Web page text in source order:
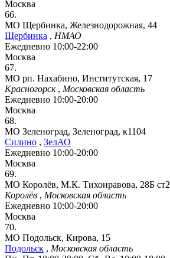
Москва
66.
МО Щербинка, Железнодорожная, 44
Щербинка , НМАО
Ежедневно 10:00-22:00
Москва
67.
МО рп. Нахабино, Институтская, 17
Красногорск, Московская область
Ежедневно 10:00-20:00
Москва
68.
МО Зеленоград, Зеленоград, к1104
Силино , ЗелАО
Ежедневно 10:00-20:00
Москва
69.
МО Королёв, М.К. Тихонравова, 28Б ст2
Королёв , Московская область
Ежедневно 10:00-20:00
Москва
70.
МО Подольск, Кирова, 15
Подольск , Московская область